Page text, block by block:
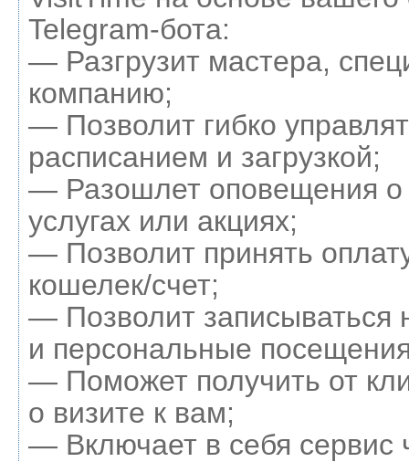
Telegram-бота:
— Разгрузит мастера,
компанию;
— Позволит гибко
расписанием и загрузкой;
— Разошлет оповещения о
услугах или акциях;
— Позволит принять
кошелек/счет;
— Позволит записываться
и персональные
— Поможет получить от
о визите к вам;
— Включает в себя сервис